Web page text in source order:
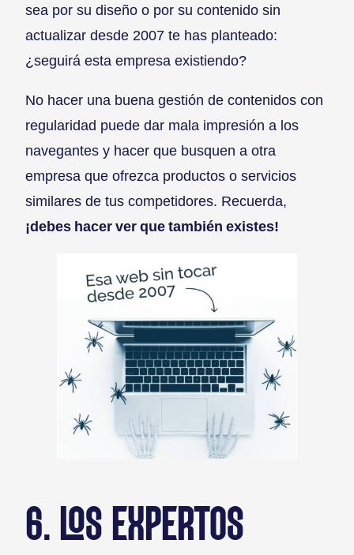
sea por su diseño o por su contenido sin
actualizar desde 2007 te has planteado:
¿seguirá esta empresa existiendo?
No hacer una buena gestión de contenidos con
regularidad puede dar mala impresión a los
navegantes y hacer que busquen a otra
empresa que ofrezca productos o servicios
similares de tus competidores. Recuerda,
¡debes hacer ver que también existes!
6. LOS EXPERTOS